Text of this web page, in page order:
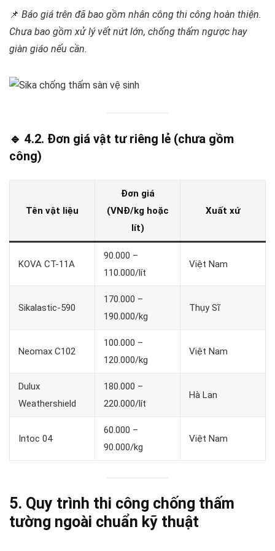
📌 Báo giá trên đã bao gồm nhân công thi công hoàn thiện.
Chưa bao gồm xử lý vết nứt lớn, chống thấm ngược hay
giàn giáo nếu cần.
🔹 4.2. Đơn giá vật tư riêng lẻ (chưa gồm
công)
Tên vật liệu
Đơn giá
(VNĐ/kg hoặc
lít)
Xuất xứ
KOVA CT-11A
90.000 –
110.000/lít
Việt Nam
Sikalastic-590
170.000 –
190.000/kg
Thụy Sĩ
Neomax C102
100.000 –
120.000/kg
Việt Nam
Dulux
Weathershield
180.000 –
220.000/lít
Hà Lan
Intoc 04
60.000 –
90.000/kg
Việt Nam
5. Quy trình thi công chống thấm
tường ngoài chuẩn kỹ thuật